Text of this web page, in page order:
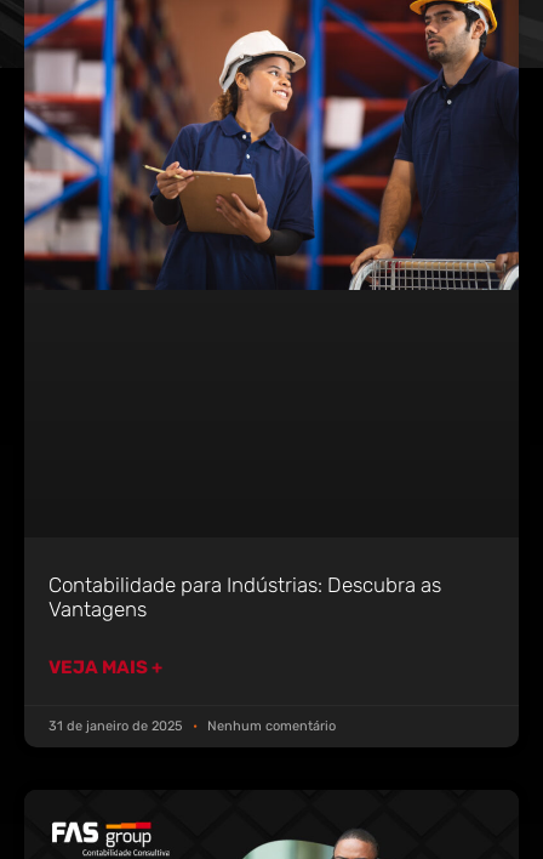
Contabilidade para Indústrias: Descubra as
Vantagens
VEJA MAIS +
31 de janeiro de 2025 Nenhum comentário